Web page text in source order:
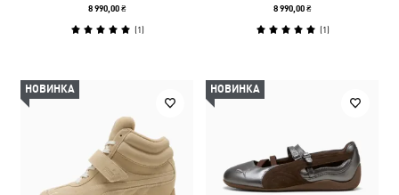
8 990,00 ₴
(1)
8 990,00 ₴
(1)
НОВИНКА НОВИНКА